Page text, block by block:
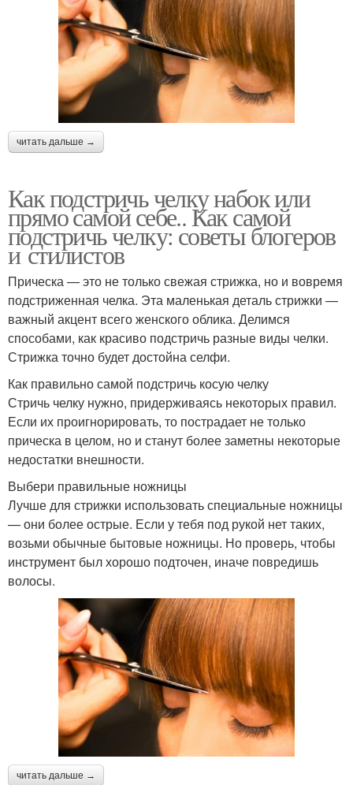
читать дальше →
Как подстричь челку набок или
прямо самой себе.. Как самой
подстричь челку: советы блогеров
и стилистов
Прическа — это не только свежая стрижка, но и вовремя
подстриженная челка. Эта маленькая деталь стрижки —
важный акцент всего женского облика. Делимся
способами, как красиво подстричь разные виды челки.
Стрижка точно будет достойна селфи.
Как правильно самой подстричь косую челку
Стричь челку нужно, придерживаясь некоторых правил.
Если их проигнорировать, то пострадает не только
прическа в целом, но и станут более заметны некоторые
недостатки внешности.
Выбери правильные ножницы
Лучше для стрижки использовать специальные ножницы
— они более острые. Если у тебя под рукой нет таких,
возьми обычные бытовые ножницы. Но проверь, чтобы
инструмент был хорошо подточен, иначе повредишь
волосы.
читать дальше →